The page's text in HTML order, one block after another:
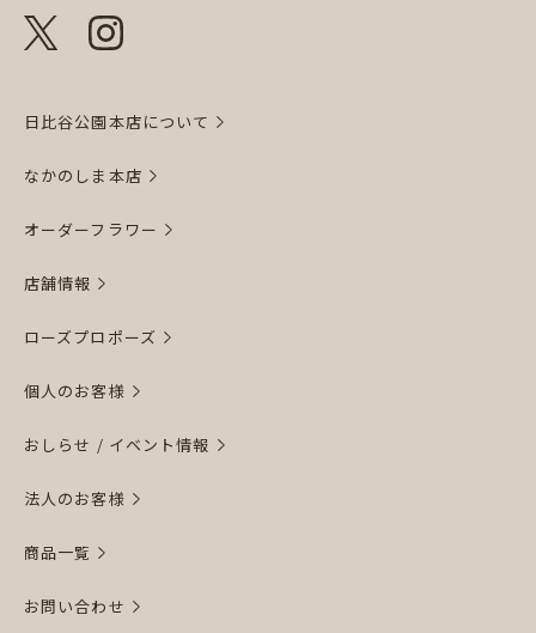
日比谷公園本店について
なかのしま本店
オーダーフラワー
店舗情報
ローズプロポーズ
個人のお客様
おしらせ / イベント情報
法人のお客様
商品一覧
お問い合わせ